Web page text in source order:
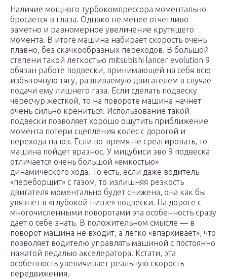
Наличие мощного турбокомпрессора моментально
бросается в глаза. Однако не менее отчетливо
заметно и равномерное увеличение крутящего
момента. В итоге машина набирает скорость очень
плавно, без скачкообразных переходов. В большой
степени такой легкостью mitsubishi lancer evolution 9
обязан работе подвески, принимающей на себя всю
избыточную тягу, развиваемую двигателем в случае
подачи ему лишнего газа. Если сделать подвеску
чересчур жесткой, то на повороте машина начнет
очень сильно крениться. Использование такой
подвески позволяет хорошо ощутить приближение
момента потери сцепления колес с дорогой и
перехода на юз. Если во-время не среагировать, то
машина пойдет вразнос. У мицубиси эво 9 подвеска
отличается очень большой «емкостью»
динамического хода. То есть, если даже водитель
«переборщит» с газом, то излишняя резкость
двигателя моментально будет снижена, она как бы
увязнет в «глубокой нише» подвески. На дороге с
многочисленными поворотами эта особенность сразу
дает о себе знать. В положительном смысле — в
поворот машина не входит, а легко «впархивает», что
позволяет водителю управлять машиной с постоянно
нажатой педалью акселератора. Кстати, эта
особенность увеличивает реальную скорость
передвижения.